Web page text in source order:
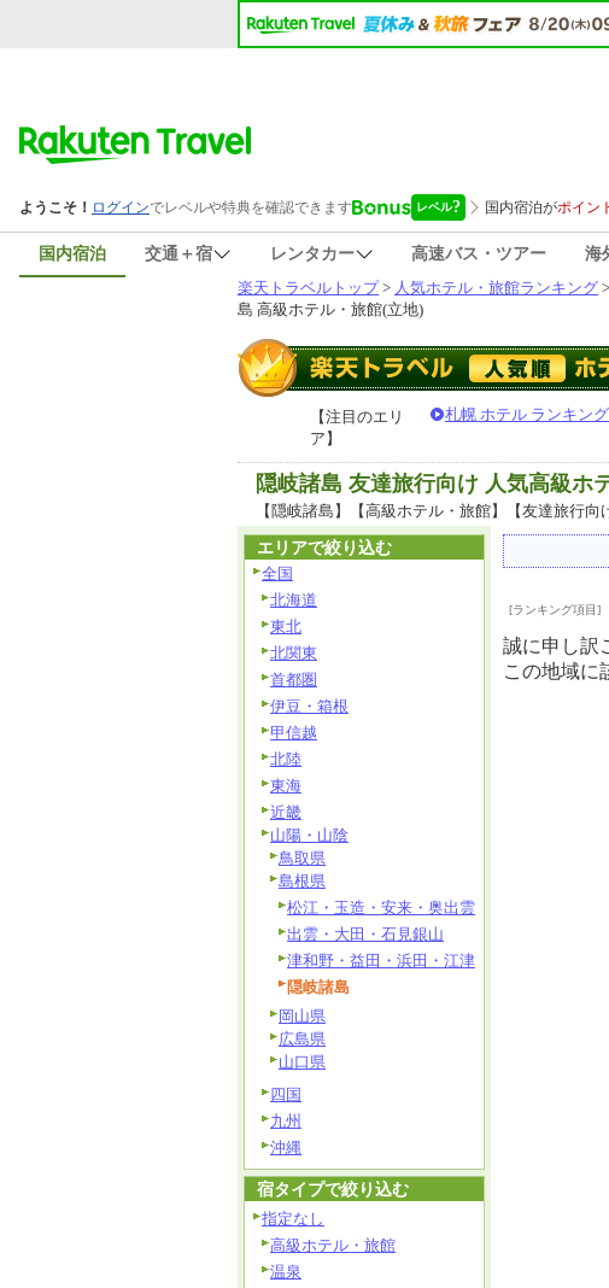
国内宿泊 交通＋宿 レンタカー 高速バス・ツアー 海
楽天トラベルトップ> 人気ホテル・旅館ランキング >
島 高級ホテル・旅館(立地)
【注目のエリ
ア】
札幌 ホテル ランキング
隠岐諸島 友達旅行向け 人気高級ホ
【隠岐諸島】【高級ホテル・旅館】【友達旅行向
[ランキング項目]
誠に申し訳
この地域に
エリアで絞り込む
全国
北海道
東北
北関東
首都圏
伊豆・箱根
甲信越
北陸
東海
近畿
山陽・山陰
鳥取県
島根県
松江・玉造・安来・奥出雲
出雲・大田・石見銀山
津和野・益田・浜田・江津
隠岐諸島
岡山県
広島県
山口県
四国
九州
沖縄
宿タイプで絞り込む
指定なし
高級ホテル・旅館
温泉